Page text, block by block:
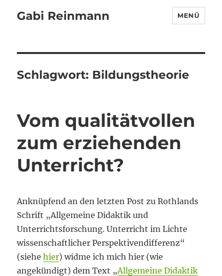
Gabi Reinmann MENÜ
Schlagwort: Bildungstheorie
Vom qualitätvollen
zum erziehenden
Unterricht?
Anknüpfend an den letzten Post zu Rothlands
Schrift „Allgemeine Didaktik und
Unterrichtsforschung. Unterricht im Lichte
wissenschaftlicher Perspektivendifferenz“
(siehehier) widme ich mich hier (wie
angekündigt) dem Text „Allgemeine Didaktik